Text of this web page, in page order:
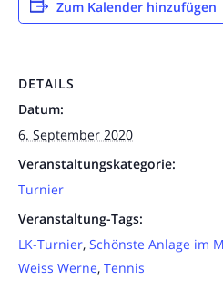
Zum Kalender hinzufügen
DETAILS
Datum:
6. September 2020
Veranstaltungskategorie:
Turnier
Veranstaltung-Tags:
LK-Turnier, Schönste Anlage im
Weiss Werne, Tennis